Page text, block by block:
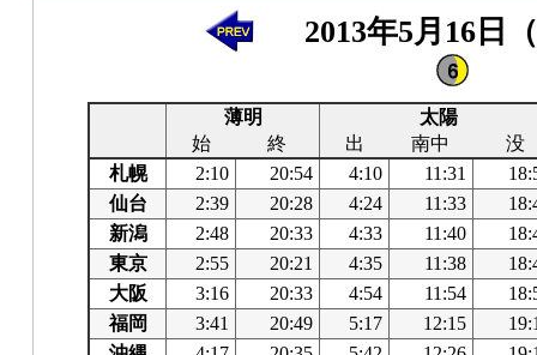
2013年5月16日
薄明
太陽
始
終 出 南中
没
札幌
2:10 20:54 4:10 11:31
仙台
2:39 20:28 4:24 11:33
新潟
2:48 20:33 4:33 11:40
東京
2:55 20:21 4:35 11:38
大阪
3:16 20:33 4:54 11:54
福岡
3:41 20:49 5:17 12:15